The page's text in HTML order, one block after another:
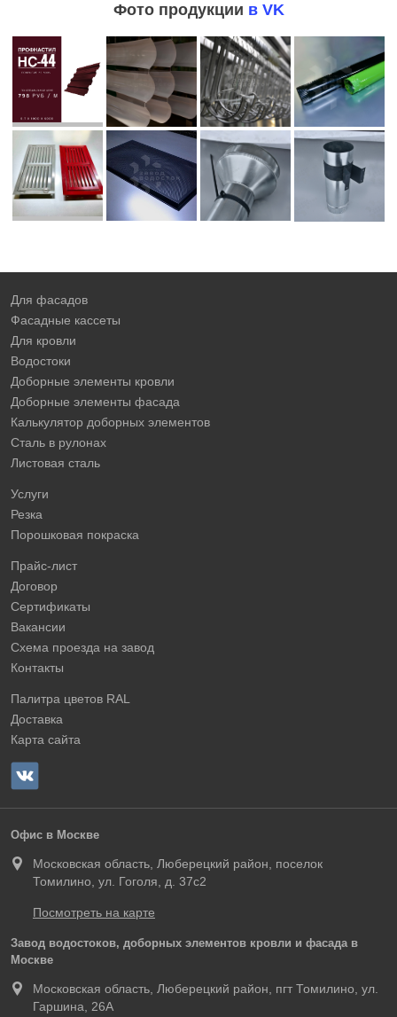
Фото продукции в VK
Для фасадов
Фасадные кассеты
Для кровли
Водостоки
Доборные элементы кровли
Доборные элементы фасада
Калькулятор доборных элементов
Сталь в рулонах
Листовая сталь
Услуги
Резка
Порошковая покраска
Прайс-лист
Договор
Сертификаты
Вакансии
Схема проезда на завод
Контакты
Палитра цветов RAL
Доставка
Карта сайта
Офис в Москве
Московская область, Люберецкий район, поселок
Томилино, ул. Гоголя, д. 37с2
Посмотреть на карте
Завод водостоков, доборных элементов кровли и фасада в
Москве
Московская область, Люберецкий район, пгт Томилино, ул.
Гаршина, 26А